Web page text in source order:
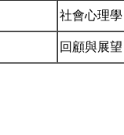
社會心理
回顧與展